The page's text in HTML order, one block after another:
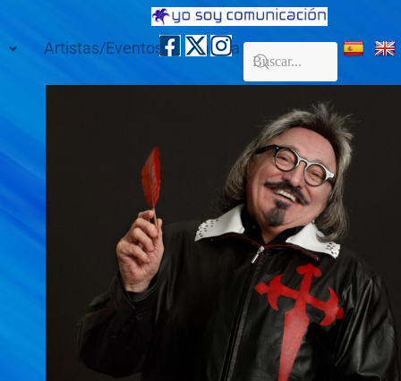
Artistas/Eventos Galería Contacto